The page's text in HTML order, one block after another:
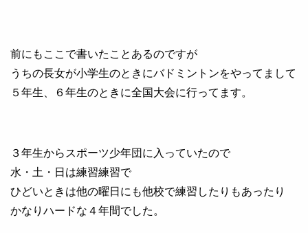
前にもここで書いたことあるのですが
うちの長女が小学生のときにバドミントンをやってまして
５年生、６年生のときに全国大会に行ってます。
３年生からスポーツ少年団に入っていたので
水・土・日は練習練習で
ひどいときは他の曜日にも他校で練習したりもあったり
かなりハードな４年間でした。